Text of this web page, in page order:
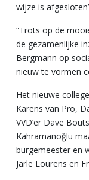
wijze is
“Trots op de
de gezamenlijke
Bergmann op
nieuw te vormen
Het nieuwe
Karens van Pro,
VVD’er Dave
Kahramanoğlu
burgemeester en
Jarle Lourens en